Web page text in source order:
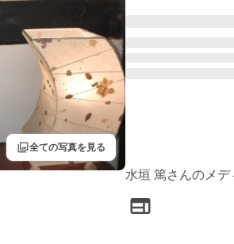
filter全ての写真を見る
水垣 篤さんのメデ